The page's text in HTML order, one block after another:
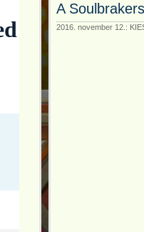
A
2016. november 12.: